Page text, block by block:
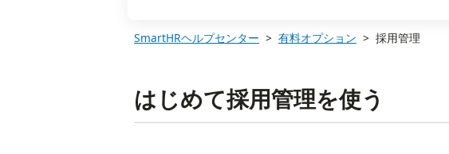
SmartHRヘルプセンター 有料オプション 採用管理
はじめて採用管理を使う